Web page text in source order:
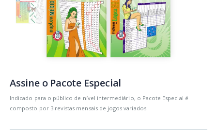
Assine o Pacote Especial
Indicado para o público de nível intermediário, o Pacote Especial é
composto por 3 revistas mensais de jogos variados.